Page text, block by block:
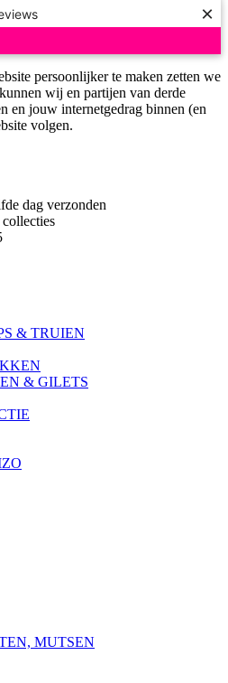
×
persoonlijker te maken zetten we
wij en partijen van derde
en jouw internetgedrag binnen (en
volgen.
dag verzonden
& TRUIEN
& GILETS
MUTSEN